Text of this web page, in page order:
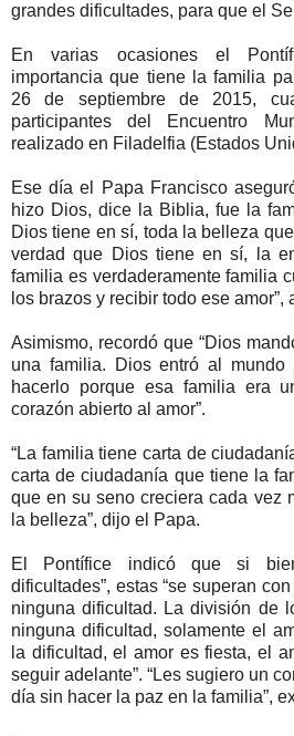
grandes dificultades, para que el
En varias ocasiones el
importancia que tiene la familia
26 de septiembre de 2015,
participantes del Encuentro
realizado en Filadelfia (Estados
Ese día el Papa Francisco
hizo Dios, dice la Biblia, fue la
Dios tiene en sí, toda la belleza
verdad que Dios tiene en sí, la
familia es verdaderamente familia
los brazos y recibir todo ese amor”,
Asimismo, recordó que “Dios
una familia. Dios entró al
hacerlo porque esa familia era
corazón abierto al amor”.
“La familia tiene carta de
carta de ciudadanía que tiene la
que en su seno creciera cada vez
la belleza”, dijo el Papa.
El Pontífice indicó que si
dificultades”, estas “se superan
ninguna dificultad. La división de
ninguna dificultad, solamente el
la dificultad, el amor es fiesta, el
seguir adelante”. “Les sugiero un
día sin hacer la paz en la familia”,